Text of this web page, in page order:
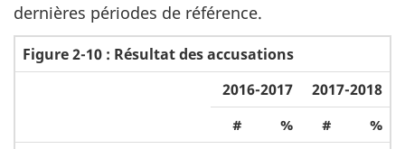
dernières périodes de référence.
Figure 2-10 : Résultat des accusations
2016-2017
2017-2018
#
% #
%